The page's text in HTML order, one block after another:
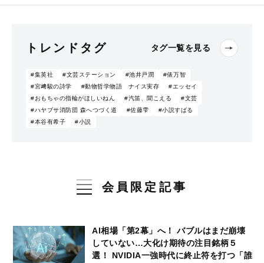
トレンドタグ タグ一覧を見る
#集英社 #文芸ステーション #池井戸潤
#俵万智
#宮﨑駿の詩学
#動物哲学物語 ナイス実存
#エッセイ
#おもちゃの指輪がほしいねん
#汽笛、聞こえる
#文芸
#ハヤブサ消防団 森へつづく道
#佐藤雫
#小説すばる
#本谷有希子
#小説
会員限定記事
AI相場「第2幕」へ！ バブルはまだ崩壊
していない…大化け期待の注目銘柄５
選！ NVIDIA一強時代に終止符を打つ「誰